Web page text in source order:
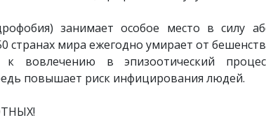
занимает особое место в силу
странах мира ежегодно умирает от
к вовлечению в эпизоотический
повышает риск инфицирования людей.